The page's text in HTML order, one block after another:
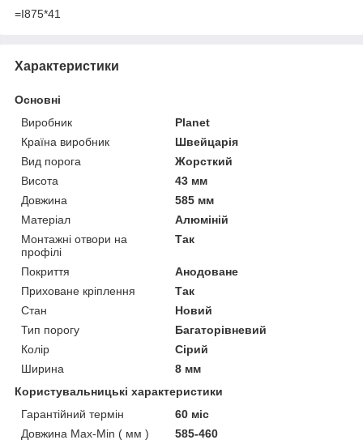
=I875*41
Характеристики
Основні
Виробник
Planet
Країна виробник
Швейцарія
Вид порога
Жорсткий
Висота
43 мм
Довжина
585 мм
Матеріал
Алюміній
Монтажні отвори на
профілі
Так
Покриття
Анодоване
Приховане кріплення
Так
Стан
Новий
Тип порогу
Багаторівневий
Колір
Сірий
Ширина
8 мм
Користувальницькі характеристики
Гарантійний термін
60 міс
Довжина Max-Min ( мм )
585-460